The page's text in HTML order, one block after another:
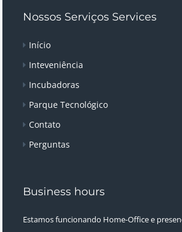
Nossos Serviços Services
Início
Inteveniência
Incubadoras
Parque Tecnológico
Contato
Perguntas
Business hours
Estamos funcionando Home-Office e